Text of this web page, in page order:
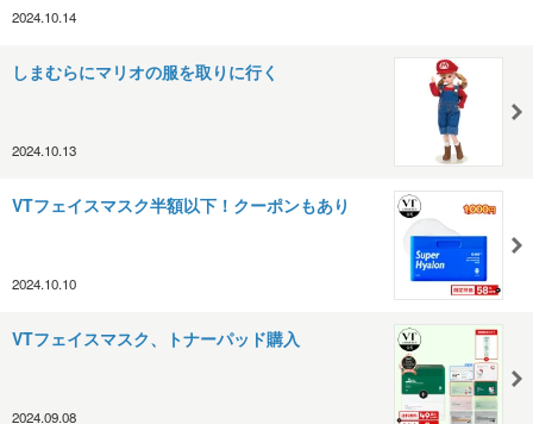
2024.10.14
しまむらにマリオの服を取りに行く
2024.10.13
VTフェイスマスク半額以下！クーポンもあり
2024.10.10
VTフェイスマスク、トナーパッド購入
2024.09.08